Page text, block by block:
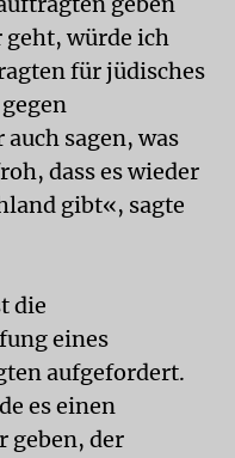
geht, würde ich
für jüdisches
sagen, was
dass es wieder
gibt«, sagte
die
eines
aufgefordert.
es einen
geben, der